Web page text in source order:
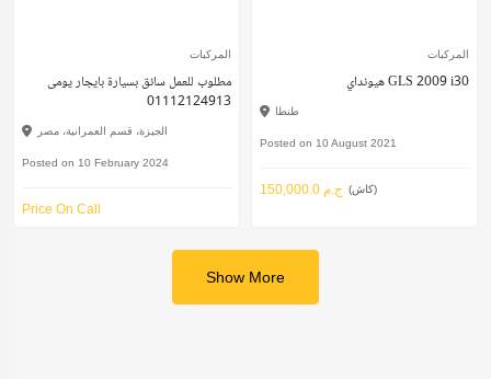
المركبات
مطلوب للعمل سائق بسيارة بايجار يومى
01112124913
الجيزة، قسم العمرانية، مصر
Posted on 10 February 2024
Price On Call
المركبات
هيونداي GLS 2009 i30
طنطا
Posted on 10 August 2021
150,000.0 ج.م (كاش)
Show More